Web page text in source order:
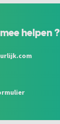
helpen ?